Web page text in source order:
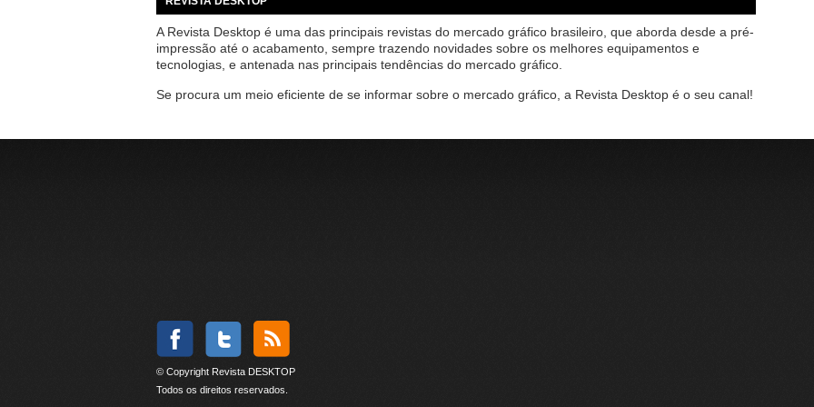
A Revista Desktop é uma das principais revistas do mercado gráfico brasileiro, que aborda desde a pré-
impressão até o acabamento, sempre trazendo novidades sobre os melhores equipamentos e
tecnologias, e antenada nas principais tendências do mercado gráfico.
Se procura um meio eficiente de se informar sobre o mercado gráfico, a Revista Desktop é o seu canal!
© Copyright Revista DESKTOP
Todos os direitos reservados.